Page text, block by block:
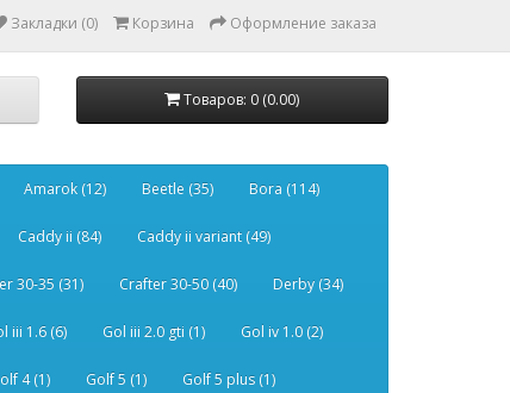
Закладки (0) Корзина Оформление заказа
Товаров: 0 (0.00)
Amarok (12) Beetle (35) Bora (114)
Caddy ii (84) Caddy ii variant (49)
30-35 (31) Crafter 30-50 (40) Derby (34)
iii 1.6 (6) Gol iii 2.0 gti (1) Gol iv 1.0 (2)
4 (1) Golf 5 (1) Golf 5 plus (1)